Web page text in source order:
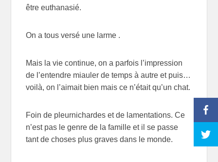
être euthanasié.
On a tous versé une larme .
Mais la vie continue, on a parfois l’impression
de l’entendre miauler de temps à autre et puis…
voilà, on l’aimait bien mais ce n’était qu’un chat.
Foin de pleurnichardes et de lamentations. Ce
n’est pas le genre de la famille et il se passe
tant de choses plus graves dans le monde.